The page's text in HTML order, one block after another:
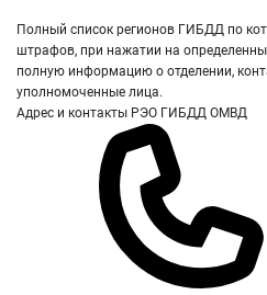
Полный список регионов ГИБДД по
штрафов, при нажатии на
полную информацию о отделении,
уполномоченные лица.
Адрес и контакты РЭО ГИБДД ОМВД